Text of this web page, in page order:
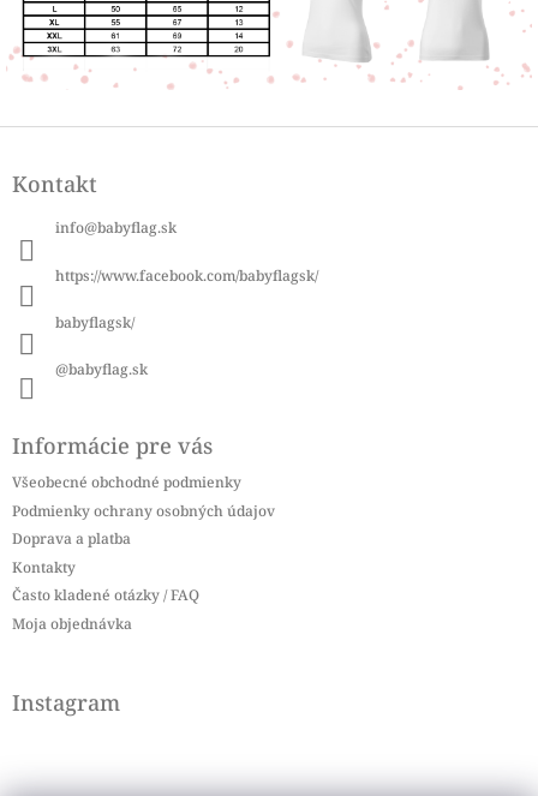
pKontakt
info@babyflag.sk
https://www.facebook.com/babyflagsk/
babyflagsk/
@babyflag.sk
Informácie pre vás
Všeobecné obchodné podmienky
Podmienky ochrany osobných údajov
Doprava a platba
Kontakty
Často kladené otázky / FAQ
Moja objednávka
Instagram